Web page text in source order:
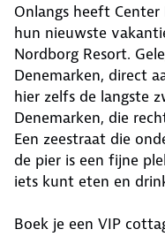
Onlangs heeft
hun nieuwste
Nordborg Resort.
Denemarken, direct
hier zelfs de langste
Denemarken, die
Een zeestraat die
de pier is een fijne
iets kunt eten en
Boek je een VIP